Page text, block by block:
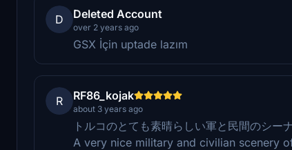
D Deleted Account
over 2 years ago
GSX İçin uptade lazım
R RF86_kojak
about 3 years ago
トルコのとても素晴らしい軍と民間のシー
A very nice military and civilian scenery